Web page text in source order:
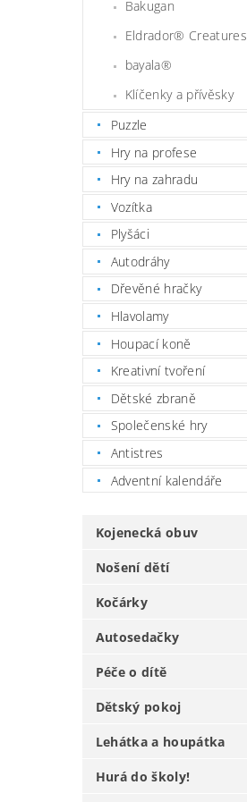
Bakugan
Eldrador® Creatures
bayala®
Klíčenky a přívěsky
Puzzle
Hry na profese
Hry na zahradu
Vozítka
Plyšáci
Autodráhy
Dřevěné hračky
Hlavolamy
Houpací koně
Kreativní tvoření
Dětské zbraně
Společenské hry
Antistres
Adventní kalendáře
Kojenecká obuv
Nošení dětí
Kočárky
Autosedačky
Péče o dítě
Dětský pokoj
Lehátka a houpátka
Hurá do školy!